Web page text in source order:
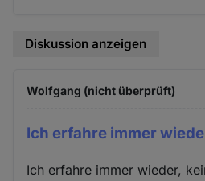
Diskussion anzeigen
Wolfgang (nicht überprüft)
Ich erfahre immer
Ich erfahre immer wieder,